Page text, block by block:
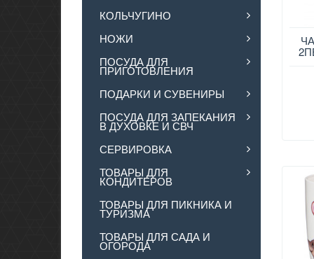
КОЛЬЧУГИНО
НОЖИ
ПОСУДА ДЛЯ
ПРИГОТОВЛЕНИЯ
ПОДАРКИ И СУВЕНИРЫ
ПОСУДА ДЛЯ ЗАПЕКАНИЯ
В ДУХОВКЕ И СВЧ
СЕРВИРОВКА
ТОВАРЫ ДЛЯ
КОНДИТЕРОВ
ТОВАРЫ ДЛЯ ПИКНИКА И
ТУРИЗМА
ТОВАРЫ ДЛЯ САДА И
ОГОРОДА